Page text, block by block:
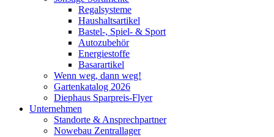
Regalsysteme
Haushaltsartikel
Bastel-, Spiel- & Sport
Autozubehör
Energiestoffe
Basarartikel
Wenn weg, dann weg!
Gartenkatalog 2026
Diephaus Sparpreis-Flyer
Unternehmen
Standorte & Ansprechpartner
Nowebau Zentrallager